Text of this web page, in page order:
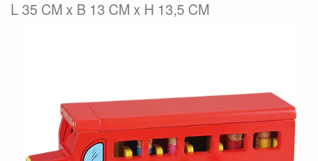
L 35 CM x B 13 CM x H 13,5 CM